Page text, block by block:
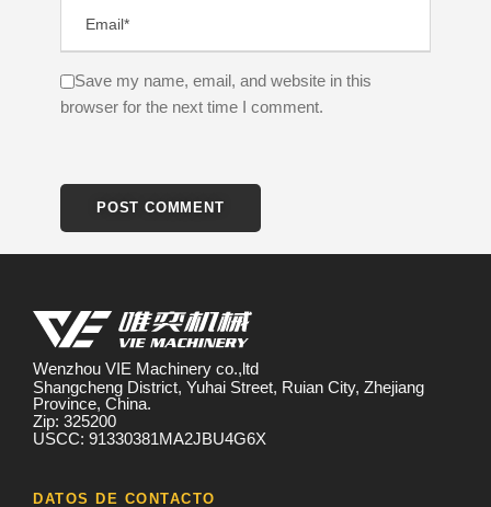
Save my name, email, and website in this
browser for the next time I comment.
Wenzhou VIE Machinery co.,ltd
Shangcheng District, Yuhai Street, Ruian City, Zhejiang
Province, China.
Zip: 325200
USCC: 91330381MA2JBU4G6X
DATOS DE CONTACTO